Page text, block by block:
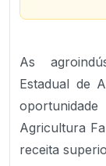
As
Estadual de
Agricultura
receita